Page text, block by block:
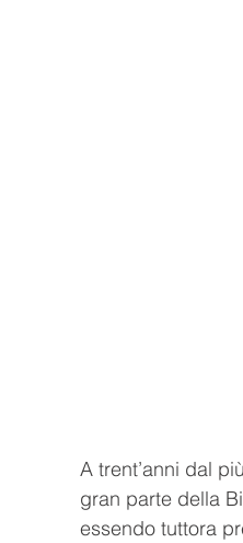
A trent’anni dal
gran parte della
essendo tuttora